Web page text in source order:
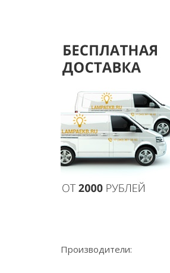
Производители: